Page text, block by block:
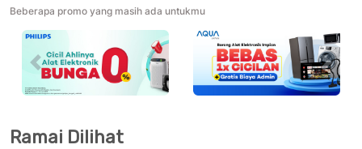
Beberapa promo yang masih ada untukmu
Previous Next
Ramai Dilihat